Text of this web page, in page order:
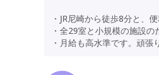
・JR尼崎から徒歩8分と、
・全29室と小規模の施設の
・月給も高水準です。頑張